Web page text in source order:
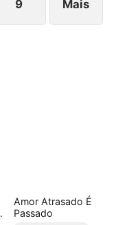
9 Mais
Amor Atrasado É
Passado